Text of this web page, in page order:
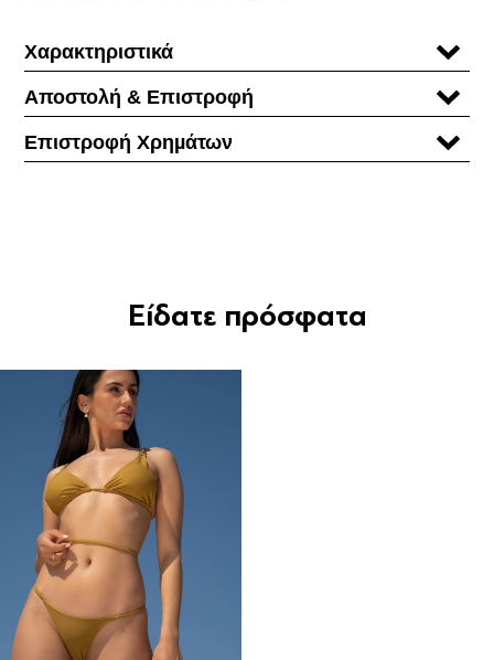
Χαρακτηριστικά
Αποστολή & Επιστροφή
Επιστροφή Χρηµάτων
Είδατε πρόσφατα